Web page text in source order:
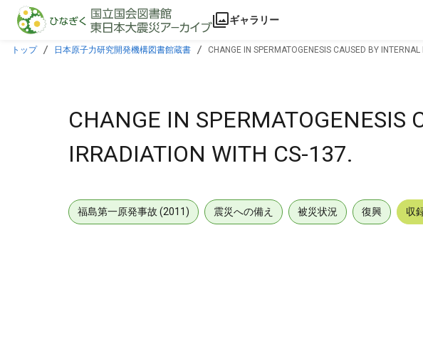
本文に飛ぶ
ギャラリー
トップ 日本原子力研究開発機構図書館蔵書 CHANGE IN SPERMATOGENESIS CAUSED BY
CHANGE IN SPERMATOGENESIS
IRRADIATION WITH CS-137.
福島第一原発事故 (2011) 震災への備え 被災状況 復興 収